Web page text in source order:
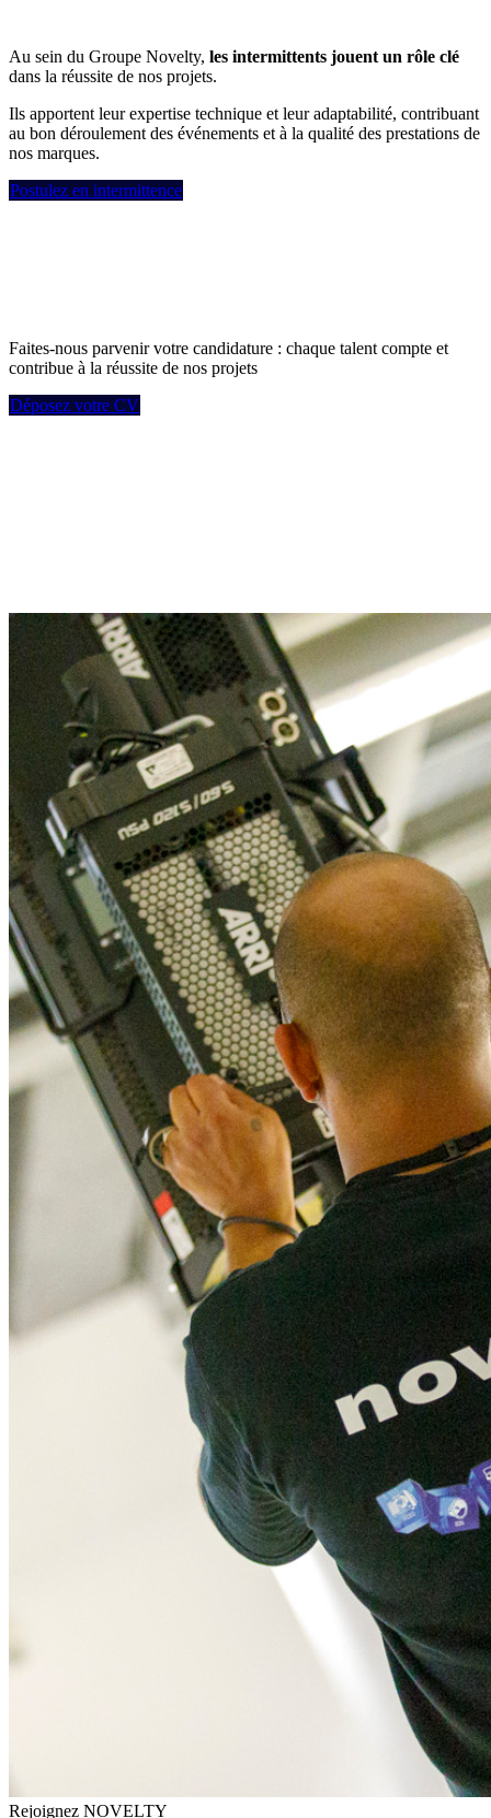
Au sein du Groupe Novelty, les intermittents jouent un rôle clé
dans la réussite de nos projets.
Ils apportent leur expertise technique et leur adaptabilité, contribuant
au bon déroulement des événements et à la qualité des prestations de
nos marques.
Postulez en intermittence
Faites‑nous parvenir votre candidature : chaque talent compte et
contribue à la réussite de nos projets
Déposez votre CV
Rejoignez NOVELTY